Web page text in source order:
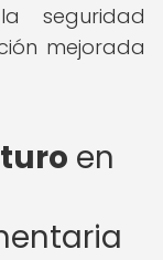
seguridad
mejorada
en